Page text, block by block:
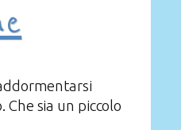
sia un piccolo